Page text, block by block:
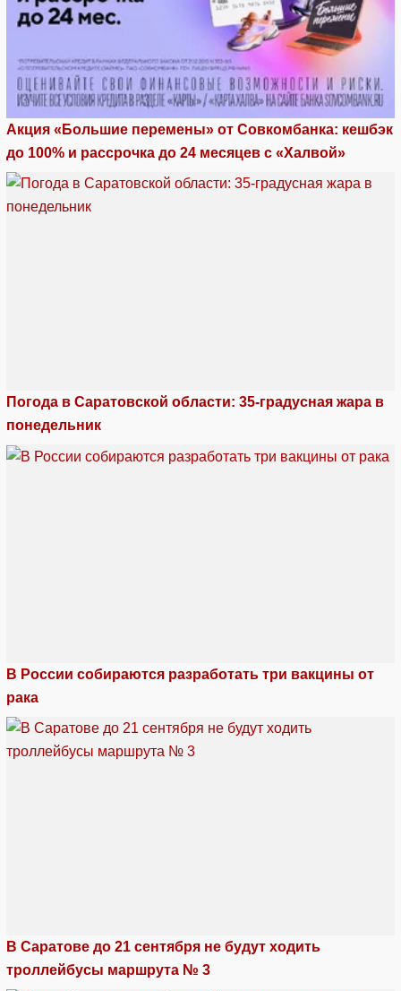
Акция «Большие перемены» от Совкомбанка: кешбэк
до 100% и рассрочка до 24 месяцев с «Халвой»
Погода в Саратовской области: 35-градусная жара в
понедельник
В России собираются разработать три вакцины от
рака
В Саратове до 21 сентября не будут ходить
троллейбусы маршрута № 3